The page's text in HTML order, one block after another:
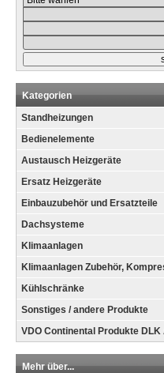
Kategorien
Standheizungen
Bedienelemente
Austausch Heizgeräte
Ersatz Heizgeräte
Einbauzubehör und Ersatzteile
Dachsysteme
Klimaanlagen
Klimaanlagen Zubehör,
Kühlschränke
Sonstiges / andere Produkte
VDO Continental Produkte
Mehr über...